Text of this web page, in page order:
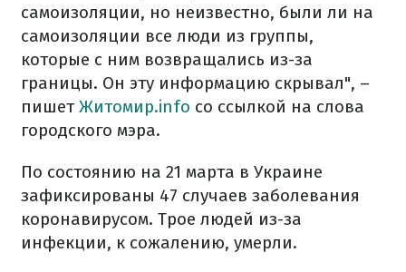
самоизоляции, но неизвестно, были ли на
самоизоляции все люди из группы,
которые с ним возвращались из-за
границы. Он эту информацию скрывал", –
пишетЖитомир.info со ссылкой на слова
городского мэра.
По состоянию на 21 марта в Украине
зафиксированы 47 случаев заболевания
коронавирусом. Трое людей из-за
инфекции, к сожалению, умерли.